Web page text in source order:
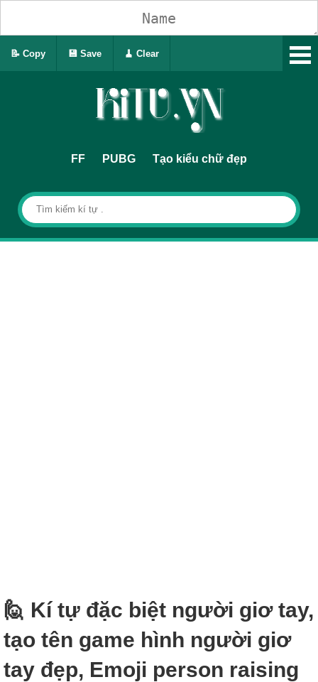
FF PUBG Tạo kiểu chữ đẹp
🙋 Kí tự đặc biệt người giơ tay,
tạo tên game hình người giơ
tay đẹp, Emoji person raising
📝 Copy 💾 Save 🧹 Clear